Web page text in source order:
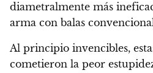
diametralmente más
arma con balas
Al principio invencibles,
cometieron la peor